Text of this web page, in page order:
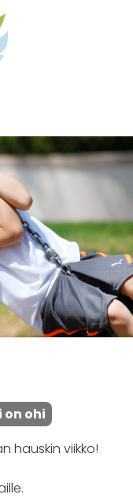
on ohi
hauskin viikko!